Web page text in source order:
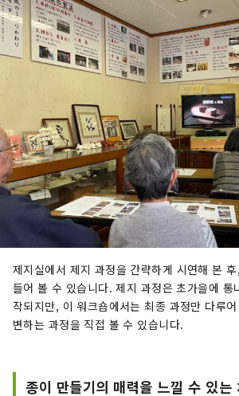
제지실에서 제지 과정을 간략하게 시연해 본
들어 볼 수 있습니다. 제지 과정은 초가을에 통
작되지만, 이 워크숍에서는 최종 과정만 다루
변하는 과정을 직접 볼 수 있습니다.
종이 만들기의 매력을 느낄 수 있는